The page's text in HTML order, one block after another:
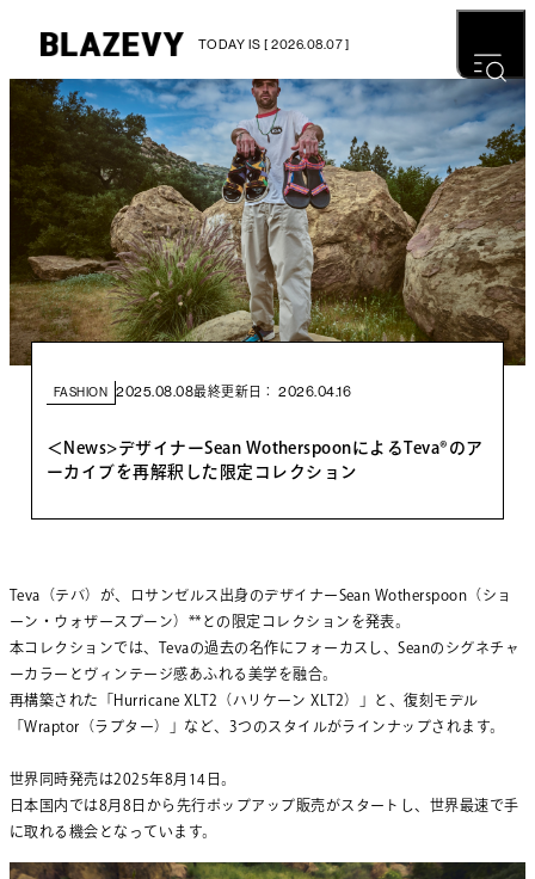
TODAY IS [ 2026.08.07 ]
FASHION 2025.08.08最終更新日： 2026.04.16
＜News>デザイナーSean WotherspoonによるTeva®のア
ーカイブを再解釈した限定コレクション
Teva（テバ）が、ロサンゼルス出身のデザイナーSean Wotherspoon（ショ
ーン・ウォザースプーン）**との限定コレクションを発表。
本コレクションでは、Tevaの過去の名作にフォーカスし、Seanのシグネチャ
ーカラーとヴィンテージ感あふれる美学を融合。
再構築された「Hurricane XLT2（ハリケーン XLT2）」と、復刻モデル
「Wraptor（ラプター）」など、3つのスタイルがラインナップされます。
世界同時発売は2025年8月14日。
日本国内では8月8日から先行ポップアップ販売がスタートし、世界最速で手
に取れる機会となっています。